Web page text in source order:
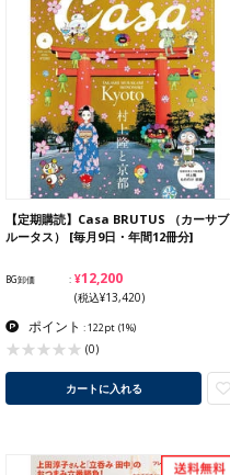
【定期購読】Casa BRUTUS （カーサブ
ルータス） [毎月9日・年間12冊分]
BG卸価 ¥12,200
(税込¥13,420)
ポイント : 122pt (1%)
(0)
カートに入れる